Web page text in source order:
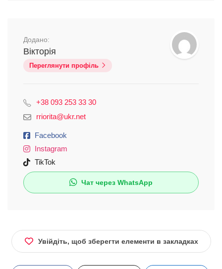
Додано:
Вікторія
Переглянути профіль
+38 093 253 33 30
rriorita@ukr.net
Facebook
Instagram
TikTok
Чат через WhatsApp
Увійдіть, щоб зберегти елементи в закладках